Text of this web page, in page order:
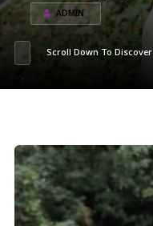
ADMIN
Scroll Down To Discover